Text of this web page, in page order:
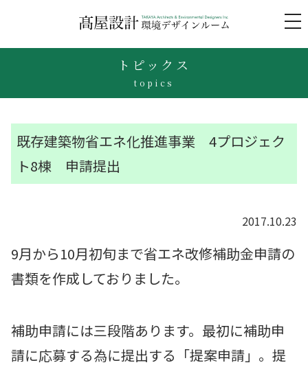
トピックス
topics
既存建築物省エネ化推進事業 4プロジェク
ト8棟 申請提出
2017.10.23
9月から10月初旬まで省エネ改修補助金申請の
書類を作成しておりました。
補助申請には三段階あります。最初に補助申
請に応募する為に提出する「提案申請」。提